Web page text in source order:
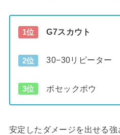
1位 G7スカウト
2位 30−30リピーター
3位 ボセックボウ
安定したダメージを出せる